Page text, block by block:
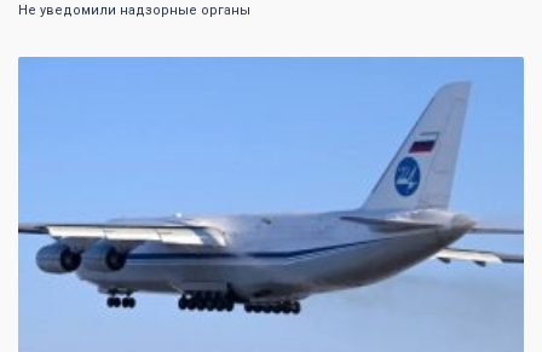
Не уведомили надзорные органы